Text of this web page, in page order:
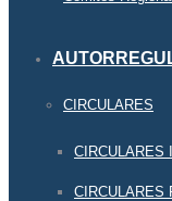
CIRCULARES
CIRCULARES
CIRCULARES